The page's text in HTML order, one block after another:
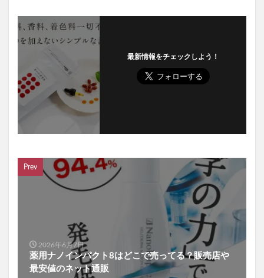
最新情報をチェックしよう！
Prev
2026年6月7日
薬用ナノインパクト8はどこで売ってる？販売店や
最安値のネット通販